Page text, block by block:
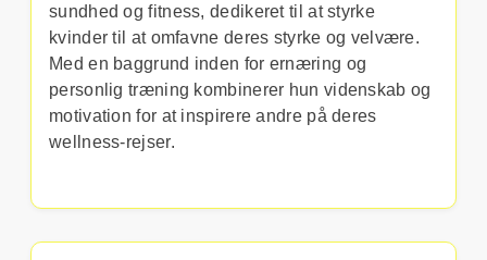
sundhed og fitness, dedikeret til at styrke
kvinder til at omfavne deres styrke og velvære.
Med en baggrund inden for ernæring og
personlig træning kombinerer hun videnskab og
motivation for at inspirere andre på deres
wellness-rejser.